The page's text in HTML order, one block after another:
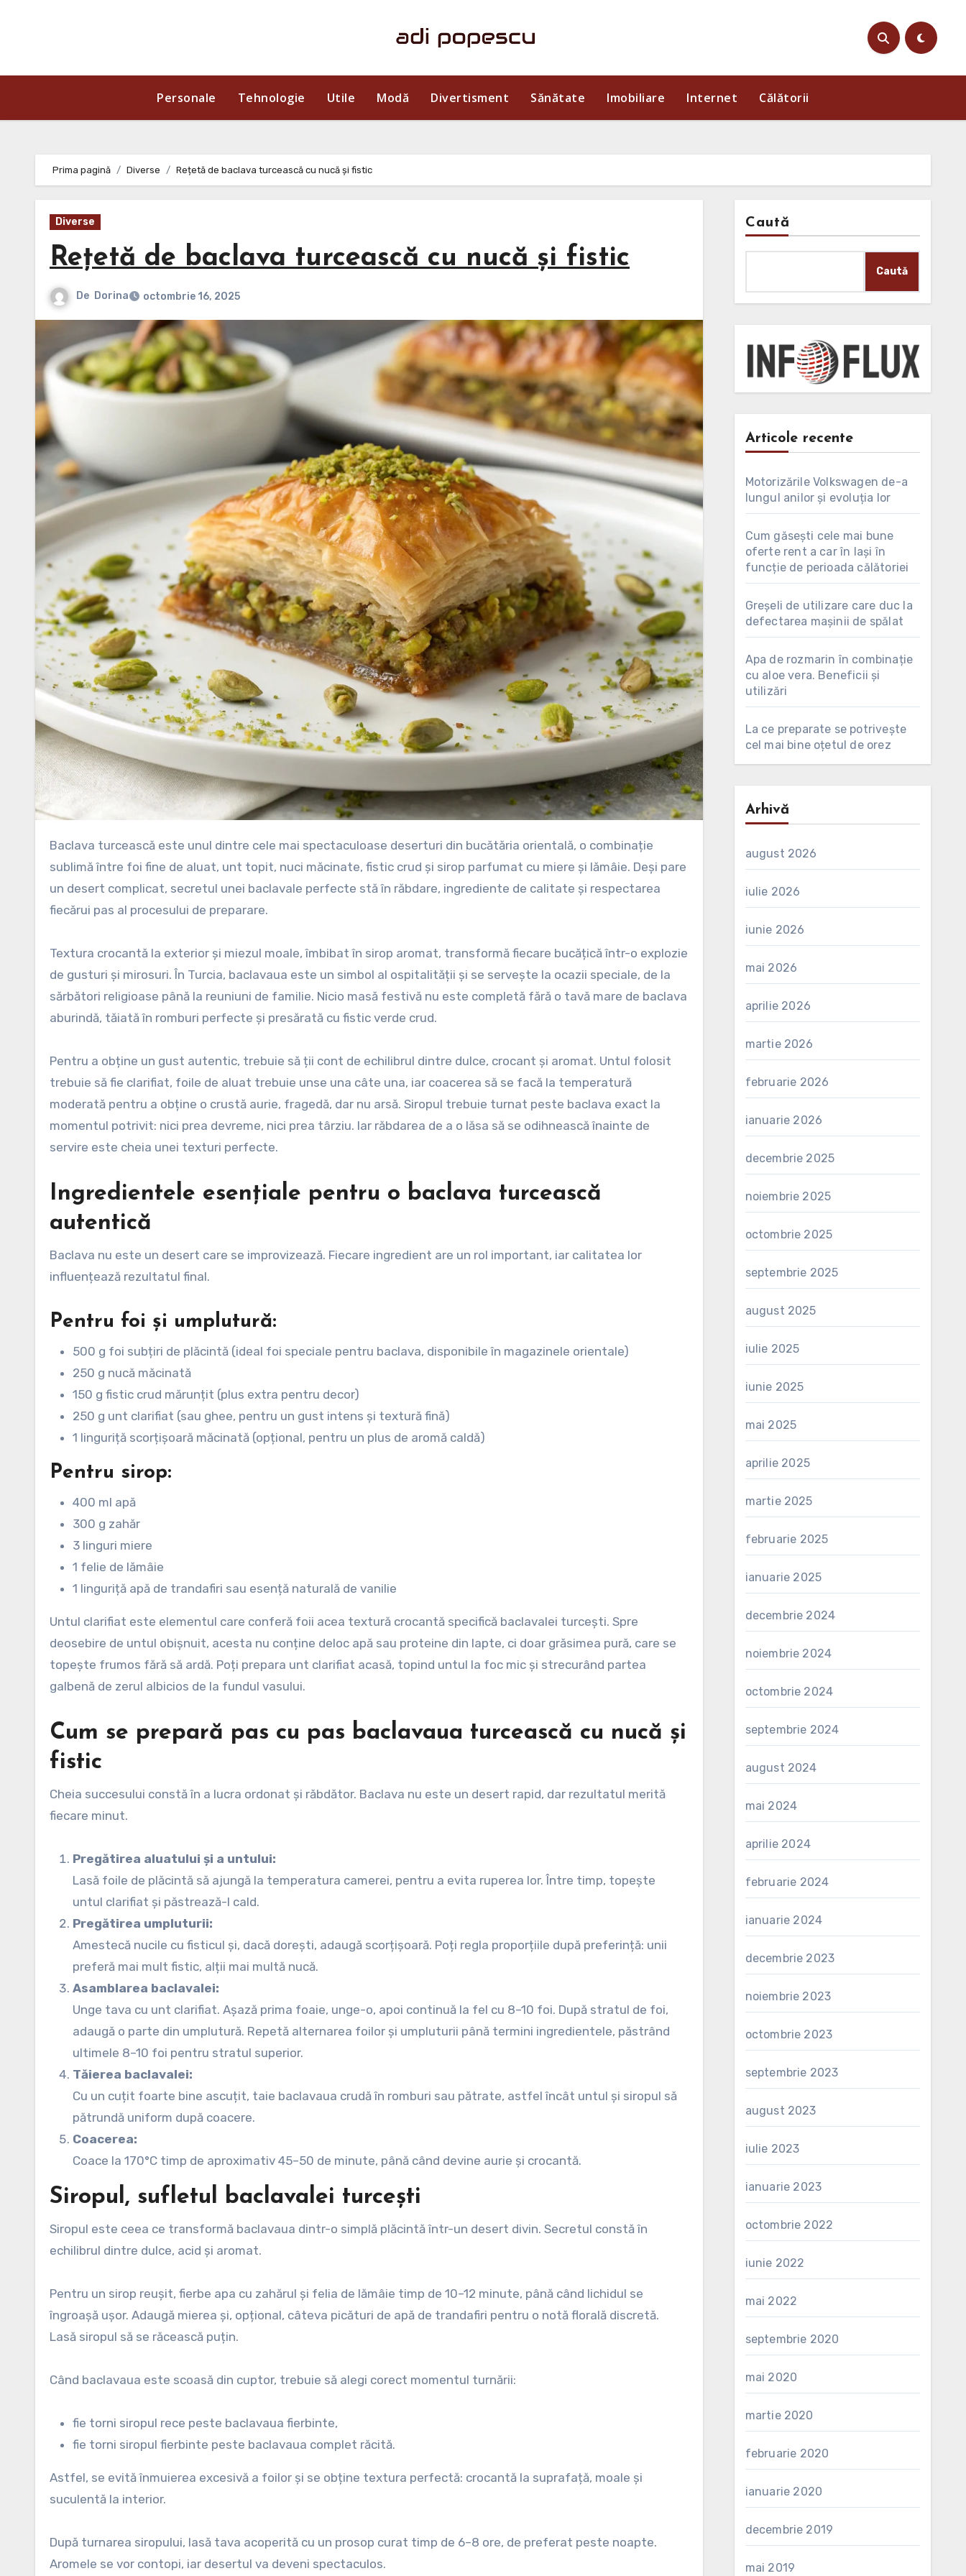
Personale Tehnologie Utile Modă Divertisment Sănătate Imobiliare Internet Călătorii
Prima pagină Diverse Rețetă de baclava turcească cu nucă și fistic
Diverse
Rețetă de baclava turcească cu nucă și fistic
De Dorina octombrie 16, 2025
Baclava turcească este unul dintre cele mai spectaculoase deserturi din bucătăria orientală, o combinație
sublimă între foi fine de aluat, unt topit, nuci măcinate, fistic crud și sirop parfumat cu miere și lămâie. Deși pare
un desert complicat, secretul unei baclavale perfecte stă în răbdare, ingrediente de calitate și respectarea
fiecărui pas al procesului de preparare.
Textura crocantă la exterior și miezul moale, îmbibat în sirop aromat, transformă fiecare bucățică într-o explozie
de gusturi și mirosuri. În Turcia, baclavaua este un simbol al ospitalității și se servește la ocazii speciale, de la
sărbători religioase până la reuniuni de familie. Nicio masă festivă nu este completă fără o tavă mare de baclava
aburindă, tăiată în romburi perfecte și presărată cu fistic verde crud.
Pentru a obține un gust autentic, trebuie să ții cont de echilibrul dintre dulce, crocant și aromat. Untul folosit
trebuie să fie clarifiat, foile de aluat trebuie unse una câte una, iar coacerea să se facă la temperatură
moderată pentru a obține o crustă aurie, fragedă, dar nu arsă. Siropul trebuie turnat peste baclava exact la
momentul potrivit: nici prea devreme, nici prea târziu. Iar răbdarea de a o lăsa să se odihnească înainte de
servire este cheia unei texturi perfecte.
Ingredientele esențiale pentru o baclava turcească
autentică
Baclava nu este un desert care se improvizează. Fiecare ingredient are un rol important, iar calitatea lor
influențează rezultatul final.
Pentru foi și umplutură:
500 g foi subțiri de plăcintă (ideal foi speciale pentru baclava, disponibile în magazinele orientale)
250 g nucă măcinată
150 g fistic crud mărunțit (plus extra pentru decor)
250 g unt clarifiat (sau ghee, pentru un gust intens și textură fină)
1 linguriță scorțișoară măcinată (opțional, pentru un plus de aromă caldă)
Pentru sirop:
400 ml apă
300 g zahăr
3 linguri miere
1 felie de lămâie
1 linguriță apă de trandafiri sau esență naturală de vanilie
Untul clarifiat este elementul care conferă foii acea textură crocantă specifică baclavalei turcești. Spre
deosebire de untul obișnuit, acesta nu conține deloc apă sau proteine din lapte, ci doar grăsimea pură, care se
topește frumos fără să ardă. Poți prepara unt clarifiat acasă, topind untul la foc mic și strecurând partea
galbenă de zerul albicios de la fundul vasului.
Cum se prepară pas cu pas baclavaua turcească cu nucă și
fistic
Cheia succesului constă în a lucra ordonat și răbdător. Baclava nu este un desert rapid, dar rezultatul merită
fiecare minut.
Pregătirea aluatului și a untului:
Lasă foile de plăcintă să ajungă la temperatura camerei, pentru a evita ruperea lor. Între timp, topește
untul clarifiat și păstrează-l cald.
Pregătirea umpluturii:
Amestecă nucile cu fisticul și, dacă dorești, adaugă scorțișoară. Poți regla proporțiile după preferință: unii
preferă mai mult fistic, alții mai multă nucă.
Asamblarea baclavalei:
Unge tava cu unt clarifiat. Așază prima foaie, unge-o, apoi continuă la fel cu 8–10 foi. După stratul de foi,
adaugă o parte din umplutură. Repetă alternarea foilor și umpluturii până termini ingredientele, păstrând
ultimele 8–10 foi pentru stratul superior.
Tăierea baclavalei:
Cu un cuțit foarte bine ascuțit, taie baclavaua crudă în romburi sau pătrate, astfel încât untul și siropul să
pătrundă uniform după coacere.
Coacerea:
Coace la 170°C timp de aproximativ 45–50 de minute, până când devine aurie și crocantă.
Siropul, sufletul baclavalei turcești
Siropul este ceea ce transformă baclavaua dintr-o simplă plăcintă într-un desert divin. Secretul constă în
echilibrul dintre dulce, acid și aromat.
Pentru un sirop reușit, fierbe apa cu zahărul și felia de lămâie timp de 10–12 minute, până când lichidul se
îngroașă ușor. Adaugă mierea și, opțional, câteva picături de apă de trandafiri pentru o notă florală discretă.
Lasă siropul să se răcească puțin.
Când baclavaua este scoasă din cuptor, trebuie să alegi corect momentul turnării:
fie torni siropul rece peste baclavaua fierbinte,
fie torni siropul fierbinte peste baclavaua complet răcită.
Astfel, se evită înmuierea excesivă a foilor și se obține textura perfectă: crocantă la suprafață, moale și
suculentă la interior.
După turnarea siropului, lasă tava acoperită cu un prosop curat timp de 6–8 ore, de preferat peste noapte.
Aromele se vor contopi, iar desertul va deveni spectaculos.
Caută
Caută
Articole recente
Motorizările Volkswagen de-a
lungul anilor și evoluția lor
Cum găsești cele mai bune
oferte rent a car în Iași în
funcție de perioada călătoriei
Greșeli de utilizare care duc la
defectarea mașinii de spălat
Apa de rozmarin în combinație
cu aloe vera. Beneficii și
utilizări
La ce preparate se potrivește
cel mai bine oțetul de orez
Arhivă
august 2026
iulie 2026
iunie 2026
mai 2026
aprilie 2026
martie 2026
februarie 2026
ianuarie 2026
decembrie 2025
noiembrie 2025
octombrie 2025
septembrie 2025
august 2025
iulie 2025
iunie 2025
mai 2025
aprilie 2025
martie 2025
februarie 2025
ianuarie 2025
decembrie 2024
noiembrie 2024
octombrie 2024
septembrie 2024
august 2024
mai 2024
aprilie 2024
februarie 2024
ianuarie 2024
decembrie 2023
noiembrie 2023
octombrie 2023
septembrie 2023
august 2023
iulie 2023
ianuarie 2023
octombrie 2022
iunie 2022
mai 2022
septembrie 2020
mai 2020
martie 2020
februarie 2020
ianuarie 2020
decembrie 2019
mai 2019